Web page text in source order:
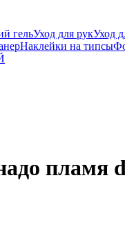
гельУход для рукУход
Наклейки на типсы
пламя